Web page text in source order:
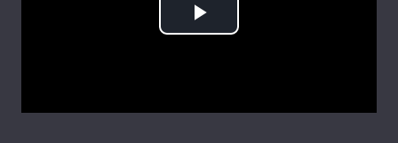
Play